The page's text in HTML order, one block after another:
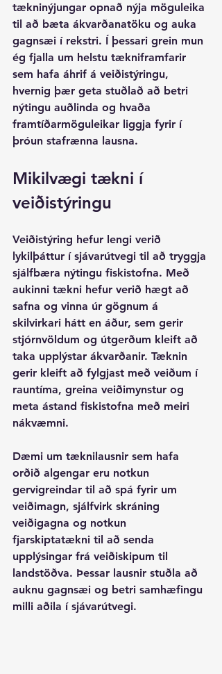
tækninýjungar opnað nýja möguleika
til að bæta ákvarðanatöku og auka
gagnsæi í rekstri. Í þessari grein mun
ég fjalla um helstu tækniframfarir
sem hafa áhrif á veiðistýringu,
hvernig þær geta stuðlað að betri
nýtingu auðlinda og hvaða
framtíðarmöguleikar liggja fyrir í
þróun stafrænna lausna.
Mikilvægi tækni í
veiðistýringu
Veiðistýring hefur lengi verið
lykilþáttur í sjávarútvegi til að tryggja
sjálfbæra nýtingu fiskistofna. Með
aukinni tækni hefur verið hægt að
safna og vinna úr gögnum á
skilvirkari hátt en áður, sem gerir
stjórnvöldum og útgerðum kleift að
taka upplýstar ákvarðanir. Tæknin
gerir kleift að fylgjast með veiðum í
rauntíma, greina veiðimynstur og
meta ástand fiskistofna með meiri
nákvæmni.
Dæmi um tæknilausnir sem hafa
orðið algengar eru notkun
gervigreindar til að spá fyrir um
veiðimagn, sjálfvirk skráning
veiðigagna og notkun
fjarskiptatækni til að senda
upplýsingar frá veiðiskipum til
landstöðva. Þessar lausnir stuðla að
auknu gagnsæi og betri samhæfingu
milli aðila í sjávarútvegi.